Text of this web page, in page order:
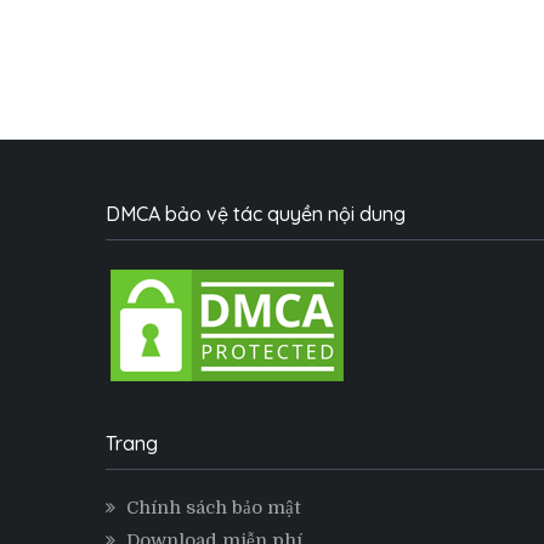
DMCA bảo vệ tác quyền nội dung
Trang
Chính sách bảo mật